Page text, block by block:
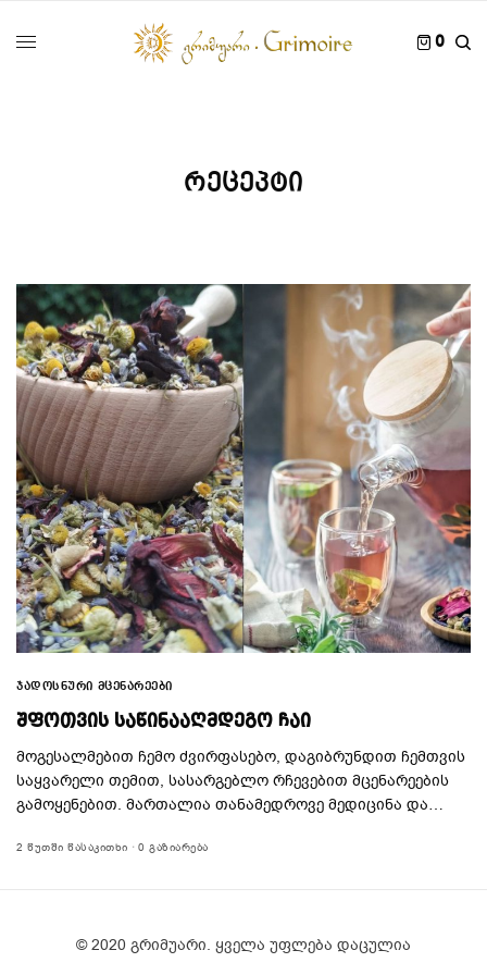
0
რეცეპტი
ᲯᲐᲓᲝᲡᲜᲣᲠᲘ ᲛᲪᲔᲜᲐᲠᲔᲔᲑᲘ
ᲨᲤᲝᲗᲕᲘᲡ ᲡᲐᲬᲘᲜᲐᲐᲦᲛᲓᲔᲒᲝ ᲩᲐᲘ
მოგესალმებით ჩემო ძვირფასებო, დაგიბრუნდით ჩემთვის
საყვარელი თემით, სასარგებლო რჩევებით მცენარეების
გამოყენებით. მართალია თანამედროვე მედიცინა და…
2 ᲬᲣᲗᲨᲘ ᲬᲐᲡᲐᲙᲘᲗᲮᲘ 0 ᲒᲐᲖᲘᲐᲠᲔᲑᲐ
© 2020 გრიმუარი. ყველა უფლება დაცულია